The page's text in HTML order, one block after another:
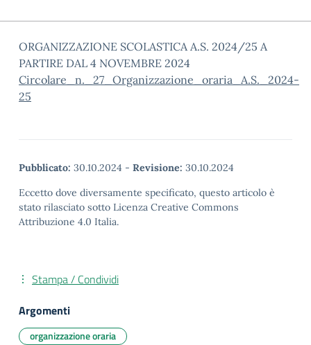
ORGANIZZAZIONE SCOLASTICA A.S. 2024/25 A
PARTIRE DAL 4 NOVEMBRE 2024
Circolare_n._27_Organizzazione_oraria_A.S._2024-
25
Pubblicato: 30.10.2024 - Revisione: 30.10.2024
Eccetto dove diversamente specificato, questo articolo è
stato rilasciato sotto Licenza Creative Commons
Attribuzione 4.0 Italia.
Stampa / Condividi
Argomenti
organizzazione oraria